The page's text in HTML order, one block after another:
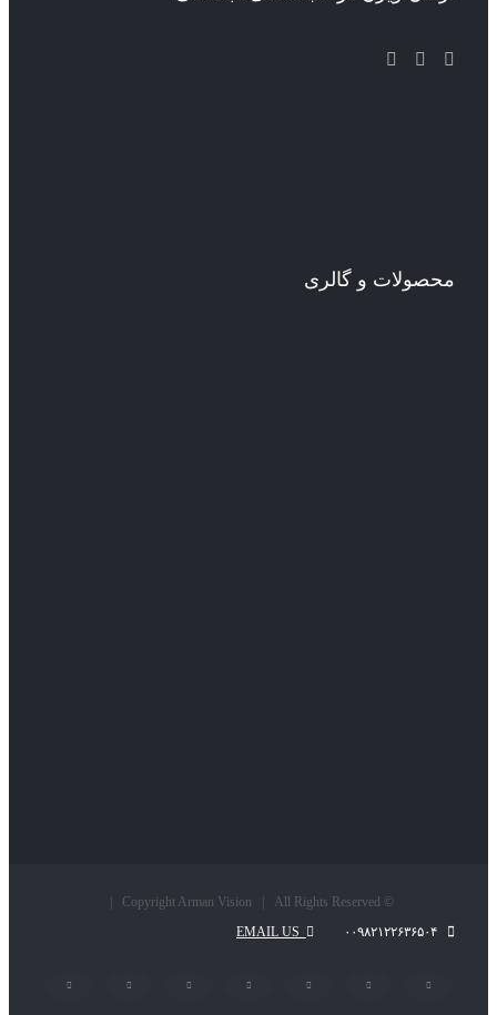
محصولات و گالری
© Copyright Arman Vision | All Rights Reserved |
Facebook
Twitter
Flickr
YouTube
Instagram
Pinterest
LinkedIn